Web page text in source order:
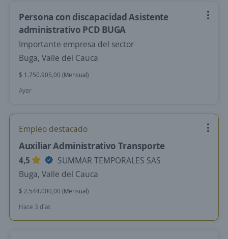
Persona con discapacidad Asistente
administrativo PCD BUGA
Importante empresa del sector
Buga, Valle del Cauca
$ 1.750.905,00 (Mensual)
Ayer
Empleo destacado
Auxiliar Administrativo Transporte
4,5
SUMMAR TEMPORALES SAS
Buga, Valle del Cauca
$ 2.544.000,00 (Mensual)
Hace 3 días